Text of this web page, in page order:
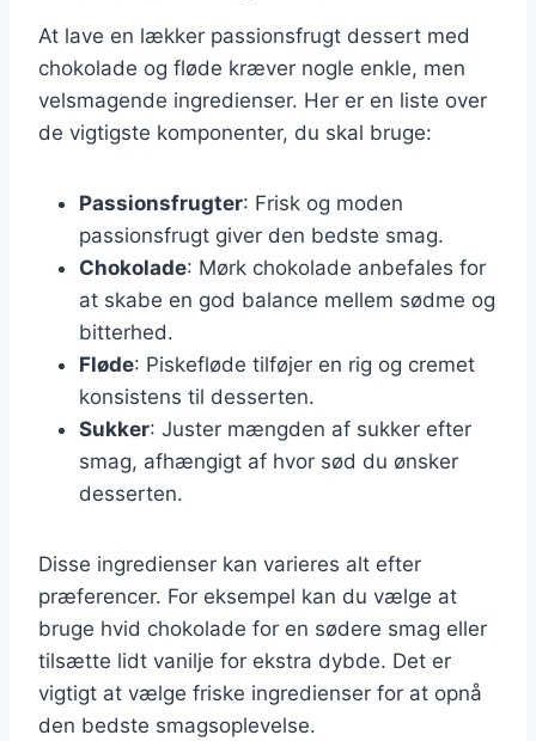
At lave en lækker passionsfrugt dessert med
chokolade og fløde kræver nogle enkle, men
velsmagende ingredienser. Her er en liste over
de vigtigste komponenter, du skal bruge:
Passionsfrugter: Frisk og moden
passionsfrugt giver den bedste smag.
Chokolade: Mørk chokolade anbefales for
at skabe en god balance mellem sødme og
bitterhed.
Fløde: Piskefløde tilføjer en rig og cremet
konsistens til desserten.
Sukker: Juster mængden af sukker efter
smag, afhængigt af hvor sød du ønsker
desserten.
Disse ingredienser kan varieres alt efter
præferencer. For eksempel kan du vælge at
bruge hvid chokolade for en sødere smag eller
tilsætte lidt vanilje for ekstra dybde. Det er
vigtigt at vælge friske ingredienser for at opnå
den bedste smagsoplevelse.